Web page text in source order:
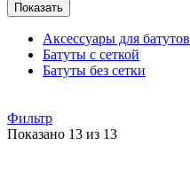
Показать
Аксессуары для батутов
Батуты с сеткой
Батуты без сетки
Фильтр
Показано 13 из 13